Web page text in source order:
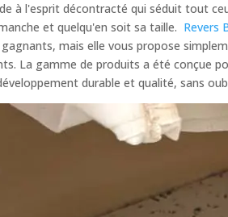
à l'esprit décontracté qui séduit tout
et quelqu'en soit sa taille. Revers
mais elle vous propose
La gamme de produits a été conçue
durable et qualité, sans